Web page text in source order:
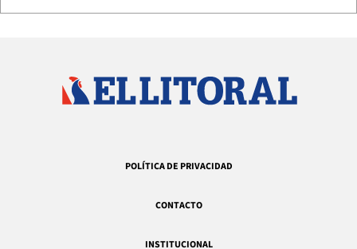
POLÍTICA DE PRIVACIDAD
CONTACTO
INSTITUCIONAL